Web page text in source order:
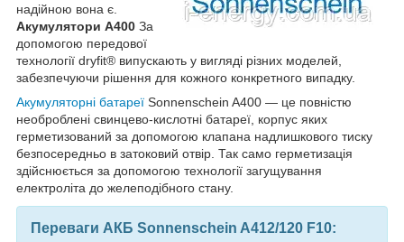
надійною вона є.
Акумулятори A400 За
допомогою передової
технології dryfit® випускають у вигляді різних моделей,
забезпечуючи рішення для кожного конкретного випадку.
Акумуляторні батареї Sonnenschein A400 — це повністю
необроблені свинцево-кислотні батареї, корпус яких
герметизований за допомогою клапана надлишкового тиску
безпосередньо в затоковий отвір. Так само герметизація
здійснюється за допомогою технології загущування
електроліта до желеподібного стану.
Переваги АКБ Sonnenschein A412/120 F10: